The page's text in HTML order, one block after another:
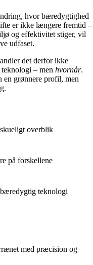
hvor bæredygtighed
er ikke længere fremtid –
og effektivitet stiger, vil
udfaset.
det derfor ikke
– men hvornår.
en grønnere profil, men
overblik
på forskellene
teknologi
med præcision og